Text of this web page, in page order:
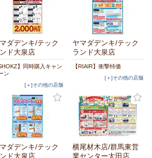
ダデンキ/テック
ド大泉店
】同時購入キャン
ン
[＋]その他の店舗
ヤマダデンキ/テック
ランド大泉店
【RIAIR】衝撃特価
[＋]その他の店舗
ダデンキ/テック
ド大泉店
横尾材木店/群馬東営
業センター太田店